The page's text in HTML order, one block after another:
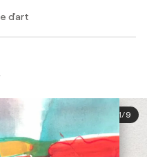
d'art
1/9